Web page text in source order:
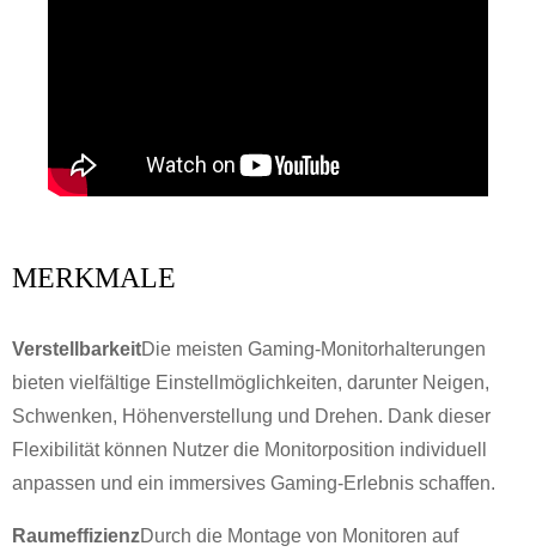
MERKMALE
VerstellbarkeitDie meisten Gaming-Monitorhalterungen
bieten vielfältige Einstellmöglichkeiten, darunter Neigen,
Schwenken, Höhenverstellung und Drehen. Dank dieser
Flexibilität können Nutzer die Monitorposition individuell
anpassen und ein immersives Gaming-Erlebnis schaffen.
RaumeffizienzDurch die Montage von Monitoren auf